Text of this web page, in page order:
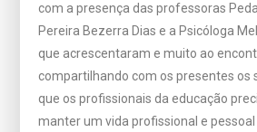
com a presença das professoras
Pereira Bezerra Dias e a Psicóloga
que acrescentaram e muito ao
compartilhando com os presentes os
que os profissionais da educação
manter um vida profissional e